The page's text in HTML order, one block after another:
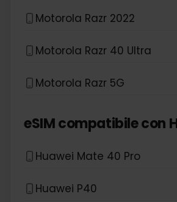
Motorola Razr 2022
Motorola Razr 40 Ultra
Motorola Razr 5G
eSIM compatibile con
Huawei Mate 40 Pro
Huawei P40